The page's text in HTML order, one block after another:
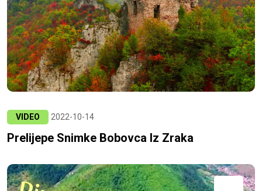
VIDEO 2022-10-14
Prelijepe Snimke Bobovca Iz Zraka